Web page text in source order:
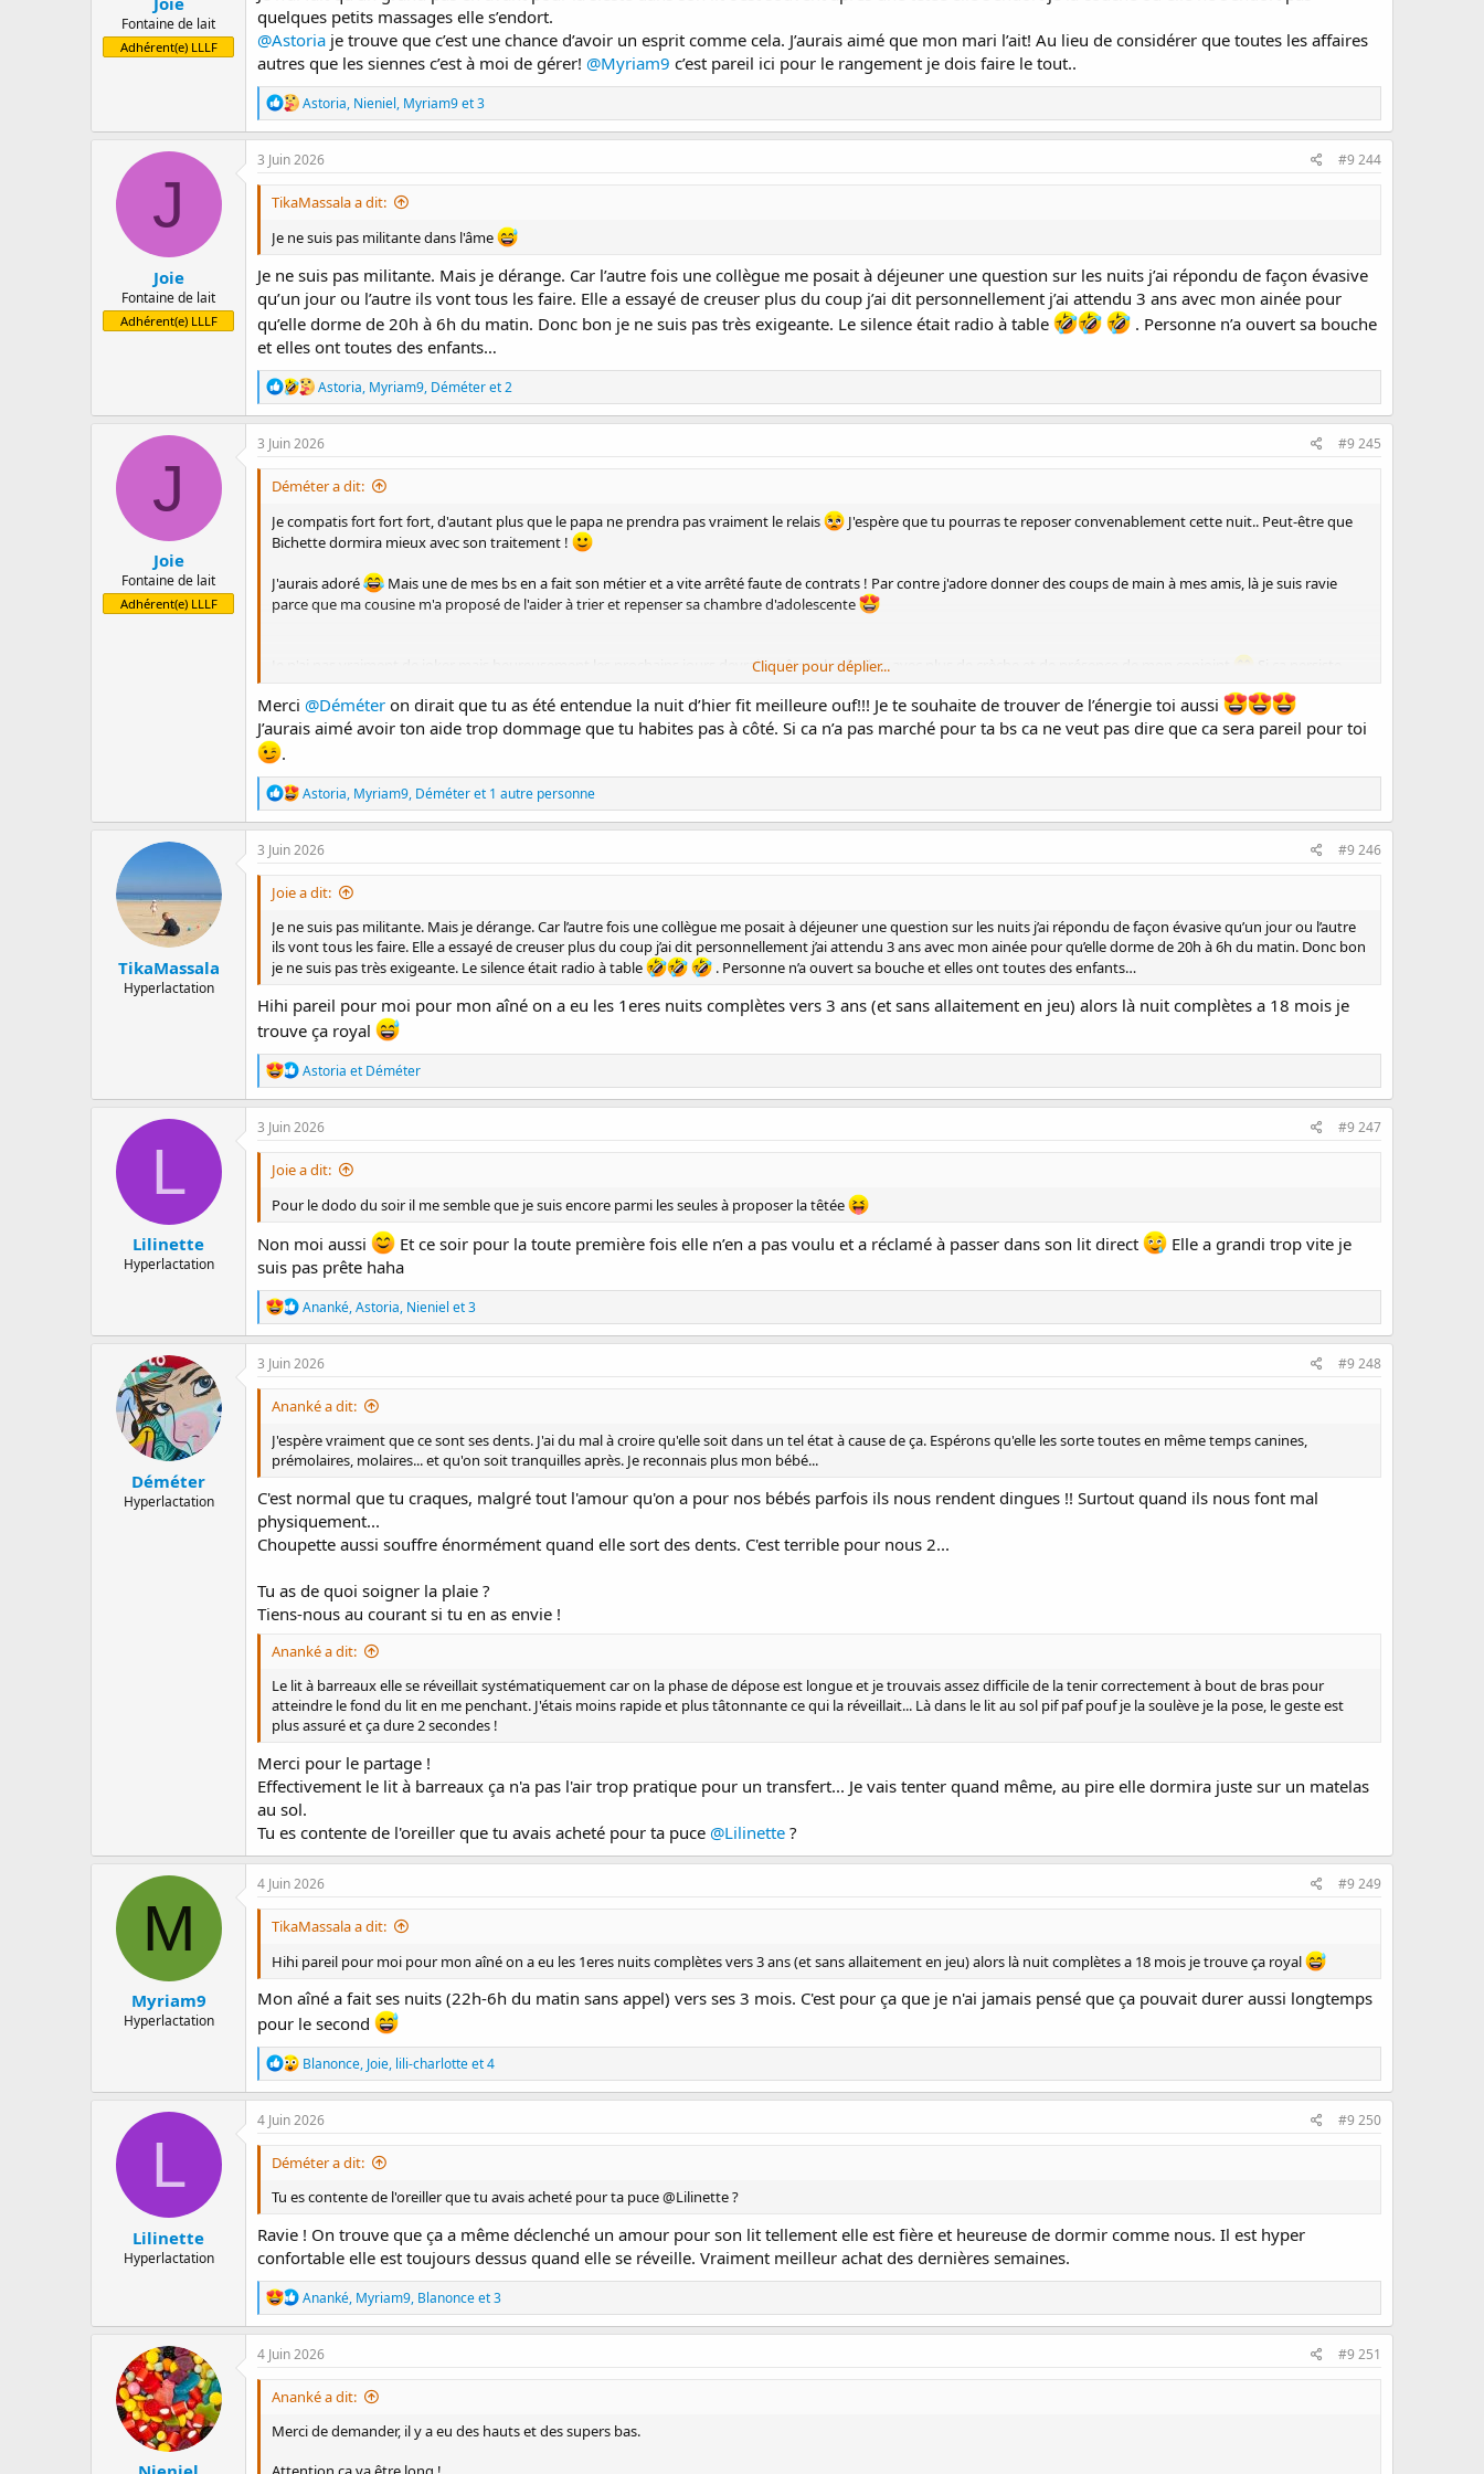
demandant d'arrêter, ce qui n'a fait qu'ajouter de l'huile sur le feu. Elle cherchait mon sein mais je n'ai pas voulu, trop peur qu'elle me fasse aussi mal que juste avant.
C'était horrible. Elle a fini par s'endormir à côté de moi dans son lit, elle sanglotait encore dans son sommeil.
J'avais fini par croire que ça allait doucement revenir à la normale et au final c'est pire que tout. J'appréhende son réveil, je ne sais pas si j'ai envie de réessayer. J'ai
l'impression de m'accrocher pour rien.
J'espère vraiment que ce sont ses dents. J'ai du mal à croire qu'elle soit dans un tel état à cause de ça. Espérons qu'elle les sorte toutes en même temps canines,
prémolaires, molaires... et qu'on soit tranquilles après. Je reconnais plus mon bébé...
Fontaine de lait
Adhérent(e) LLLF
quelques petits massages elle s’endort.
@Astoria je trouve que c’est une chance d’avoir un esprit comme cela. J’aurais aimé que mon mari l’ait! Au lieu de considérer que toutes les affaires
autres que les siennes c’est à moi de gérer! @Myriam9 c’est pareil ici pour le rangement je dois faire le tout..
R
é
a
c
o
s
Astoria, Nieniel, Myriam9et 3
J
Joie
Fontaine de lait
Adhérent(e) LLLF
3 Juin 2026 #9 244
TikaMassala a dit:
Je ne suis pas militante dans l'âme
Je ne suis pas militante. Mais je dérange. Car l’autre fois une collègue me posait à déjeuner une question sur les nuits j’ai répondu de façon évasive
qu’un jour ou l’autre ils vont tous les faire. Elle a essayé de creuser plus du coup j’ai dit personnellement j’ai attendu 3 ans avec mon ainée pour
qu’elle dorme de 20h à 6h du matin. Donc bon je ne suis pas très exigeante. Le silence était radio à table
. Personne n’a ouvert sa bouche
et elles ont toutes des enfants…
R
é
a
c
o
s
:
Astoria, Myriam9, Déméteret 2
J
Joie
Fontaine de lait
Adhérent(e) LLLF
3 Juin 2026 #9 245
Déméter a dit:
Je compatis fort fort fort, d'autant plus que le papa ne prendra pas vraiment le relais
J'espère que tu pourras te reposer convenablement cette nuit.. Peut-être que
Bichette dormira mieux avec son traitement !
J'aurais adoré
Mais une de mes bs en a fait son métier et a vite arrêté faute de contrats ! Par contre j'adore donner des coups de main à mes amis, là je suis ravie
parce que ma cousine m'a proposé de l'aider à trier et repenser sa chambre d'adolescente
Je n'ai pas vraiment de joker mais heureusement les prochains jours devraient être plus faciles, avec plus de crèche et de présence de mon conjoint
J'ai parcouru l'etude québécoise et sans suprise le sommeil de Choupette n'est pas foufou...
"une faible proportion d’enfants (2,2 %) prend en général au moins une heure pour s’endormir."
Bon ma Choupette vient de s'endormir
Cliquer pour déplier...
Merci @Déméter on dirait que tu as été entendue la nuit d’hier fit meilleure ouf!!! Je te souhaite de trouver de l’énergie toi aussi
J’aurais aimé avoir ton aide trop dommage que tu habites pas à côté. Si ca n’a pas marché pour ta bs ca ne veut pas dire que ca sera pareil pour toi
.
R
é
a
c
o
s
:
Astoria, Myriam9, Déméteret 1 autre personne
TikaMassala
Hyperlactation
3 Juin 2026 #9 246
Joie a dit:
Je ne suis pas militante. Mais je dérange. Car l’autre fois une collègue me posait à déjeuner une question sur les nuits j’ai répondu de façon évasive qu’un jour ou l’autre
ils vont tous les faire. Elle a essayé de creuser plus du coup j’ai dit personnellement j’ai attendu 3 ans avec mon ainée pour qu’elle dorme de 20h à 6h du matin. Donc bon
je ne suis pas très exigeante. Le silence était radio à table
. Personne n’a ouvert sa bouche et elles ont toutes des enfants…
Hihi pareil pour moi pour mon aîné on a eu les 1eres nuits complètes vers 3 ans (et sans allaitement en jeu) alors là nuit complètes a 18 mois je
trouve ça royal
R
é
a
c
o
s
Astoria et Déméter
L
Lilinette
Hyperlactation
3 Juin 2026 #9 247
Joie a dit:
Pour le dodo du soir il me semble que je suis encore parmi les seules à proposer la têtée
Non moi aussi Et ce soir pour la toute première fois elle n’en a pas voulu et a réclamé à passer dans son lit direct
Elle a grandi trop vite je
suis pas prête haha
R
é
a
c
o
s
:
Ananké,Astoria, Nieniel et 3
Déméter
Hyperlactation
3 Juin 2026 #9 248
Ananké a dit:
J'espère vraiment que ce sont ses dents. J'ai du mal à croire qu'elle soit dans un tel état à cause de ça. Espérons qu'elle les sorte toutes en même temps canines,
prémolaires, molaires... et qu'on soit tranquilles après. Je reconnais plus mon bébé...
C'est normal que tu craques, malgré tout l'amour qu'on a pour nos bébés parfois ils nous rendent dingues !! Surtout quand ils nous font mal
physiquement...
Choupette aussi souffre énormément quand elle sort des dents. C'est terrible pour nous 2...
Tu as de quoi soigner la plaie ?
Tiens-nous au courant si tu en as envie !
Ananké a dit:
Le lit à barreaux elle se réveillait systématiquement car on la phase de dépose est longue et je trouvais assez difficile de la tenir correctement à bout de bras pour
atteindre le fond du lit en me penchant. J'étais moins rapide et plus tâtonnante ce qui la réveillait... Là dans le lit au sol pif paf pouf je la soulève je la pose, le geste est
plus assuré et ça dure 2 secondes !
Merci pour le partage !
Effectivement le lit à barreaux ça n'a pas l'air trop pratique pour un transfert... Je vais tenter quand même, au pire elle dormira juste sur un matelas
au sol.
Tu es contente de l'oreiller que tu avais acheté pour ta puce @Lilinette ?
M
Myriam9
Hyperlactation
4 Juin 2026 #9 249
TikaMassala a dit:
Hihi pareil pour moi pour mon aîné on a eu les 1eres nuits complètes vers 3 ans (et sans allaitement en jeu) alors là nuit complètes a 18 mois je trouve ça royal
Mon aîné a fait ses nuits (22h-6h du matin sans appel) vers ses 3 mois. C'est pour ça que je n'ai jamais pensé que ça pouvait durer aussi longtemps
pour le second
R
é
a
c
o
s
Blanonce, Joie, lili-charlotteet 4
L
Lilinette
Hyperlactation
4 Juin 2026 #9 250
Déméter a dit:
Tu es contente de l'oreiller que tu avais acheté pour ta puce @Lilinette ?
Ravie ! On trouve que ça a même déclenché un amour pour son lit tellement elle est fière et heureuse de dormir comme nous. Il est hyper
confortable elle est toujours dessus quand elle se réveille. Vraiment meilleur achat des dernières semaines.
R
é
a
c
o
s
Ananké, Myriam9, Blanonceet 3
4 Juin 2026 #9 251
Ananké a dit:
Merci de demander, il y a eu des hauts et des supers bas.